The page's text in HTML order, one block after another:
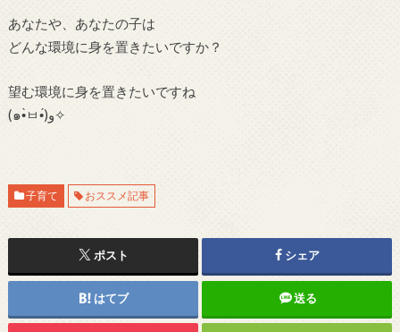
あなたや、あなたの子は
どんな環境に身を置きたいですか？
望む環境に身を置きたいですね
(๑•̀ㅂ•́)و✧
子育て おススメ記事
ポスト シェア
はてブ 送る